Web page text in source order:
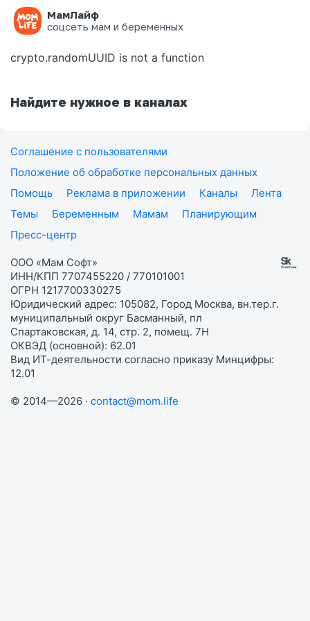
МамЛайф
соцсеть мам и беременных
Ошибка на странице
crypto.randomUUID is not a function
Найдите нужное в каналах
Соглашение с пользователями
Положение об обработке персональных данных
Помощь
Реклама в приложении Каналы
Лента
Темы
Беременным Мамам
Планирующим
Пресс-центр
ООО «Мам Софт»
ИНН/КПП 7707455220 / 770101001
ОГРН 1217700330275
Юридический адрес: 105082, Город Москва, вн.тер.г.
муниципальный округ Басманный, пл
Спартаковская, д. 14, стр. 2, помещ. 7Н
ОКВЭД (основной): 62.01
Вид ИТ-деятельности согласно приказу Минцифры:
12.01
© 2014—2026 · contact@mom.life